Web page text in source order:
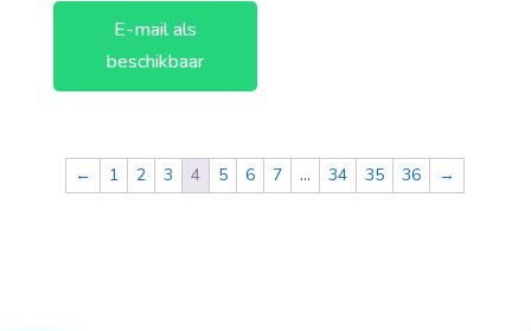
E-mail als
beschikbaar
← 1 2 3 4 5 6 7 … 34 35 36 →